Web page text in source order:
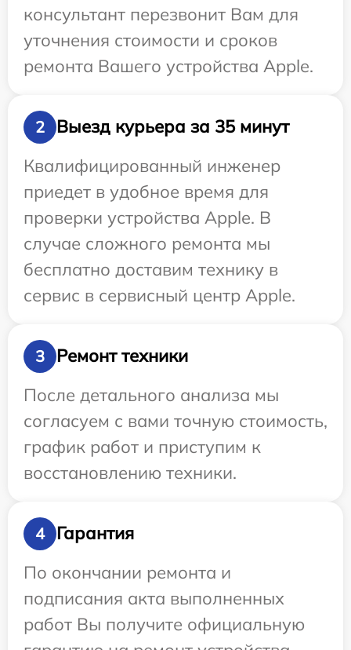
консультант перезвонит Вам для
уточнения стоимости и сроков
ремонта Вашего устройства Apple.
2
Выезд курьера за 35 минут
Квалифицированный инженер
приедет в удобное время для
проверки устройства Apple. В
случае сложного ремонта мы
бесплатно доставим технику в
сервис в сервисный центр Apple.
3
Ремонт техники
После детального анализа мы
согласуем с вами точную стоимость,
график работ и приступим к
восстановлению техники.
4
Гарантия
По окончании ремонта и
подписания акта выполненных
работ Вы получите официальную